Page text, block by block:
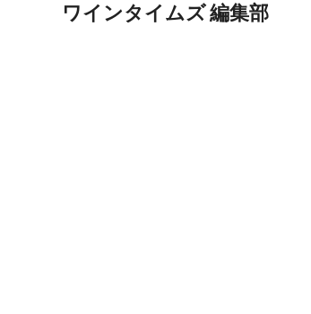
ワインタイムズ 編集部